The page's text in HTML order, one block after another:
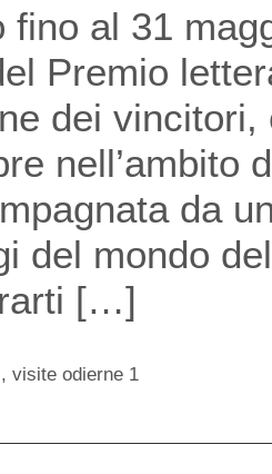
fino al 31
Premio
dei
nell’ambito
da
del mondo
[…]
, visite odierne 1